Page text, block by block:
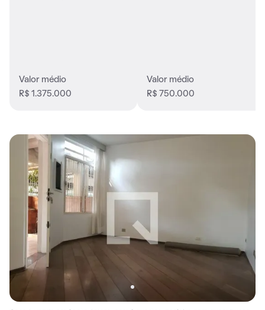
Valor médio
R$ 1.375.000
Valor médio
R$ 750.000